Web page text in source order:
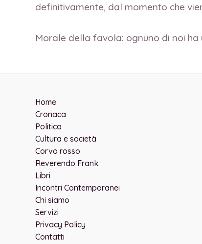
definitivamente, dal momento che
Morale della favola: ognuno di noi
Home
Cronaca
Politica
Cultura e società
Corvo rosso
Reverendo Frank
Libri
Incontri Contemporanei
Chi siamo
Servizi
Privacy Policy
Contatti